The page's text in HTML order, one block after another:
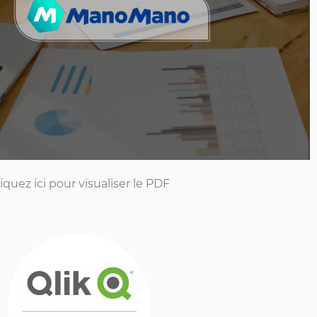
ici pour visualiser le PDF